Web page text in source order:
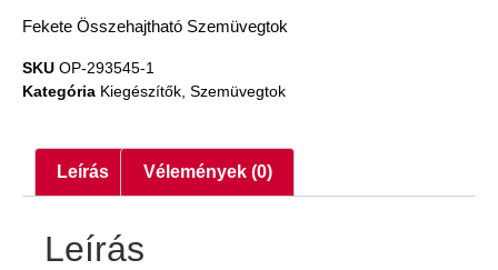
Fekete Összehajtható Szemüvegtok
SKU OP-293545-1
Kategória Kiegészítők Szemüvegtok
Leírás Vélemények (0)
Leírás